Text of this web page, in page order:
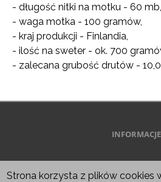
Strona korzysta z plików cookies
- długość nitki na motku - 60 mb,
- waga motka - 100 gramów,
- kraj produkcji - Finlandia,
- ilość na sweter - ok. 700
- zalecana grubość drutów -
INFORMACJE